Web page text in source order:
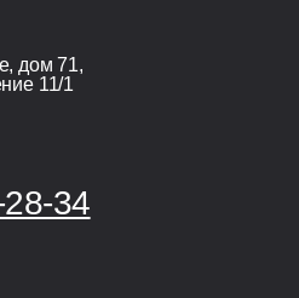
и вывоз мусора;
бытовки.
дом 71,
11/1
34